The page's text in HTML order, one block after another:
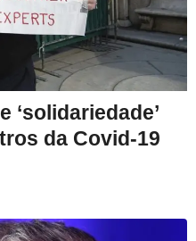
‘solidariedade’
da Covid-19